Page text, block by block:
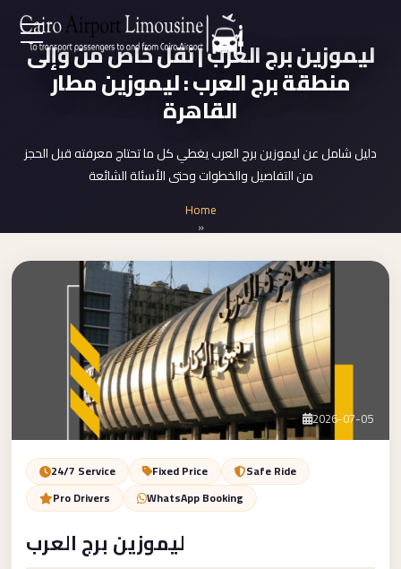
EN
AR
Home
Services
About Us
Contact Us
Book Now
ليموزين برج العرب | نقل خاص من وإلى
منطقة برج العرب : ليموزين مطار
القاهرة
دليل شامل عن ليموزين برج العرب يغطي كل ما تحتاج معرفته قبل الحجز
من التفاصيل والخطوات وحتى الأسئلة الشائعة
Home
»
2026-07-05
24/7 Service Fixed Price
Safe Ride
Pro Drivers
WhatsApp Booking
ليموزين برج العرب
Zamalek
Taxi
Wedding
Cairo
Rental
Service
Wedding
VIP
Limousine
Premium